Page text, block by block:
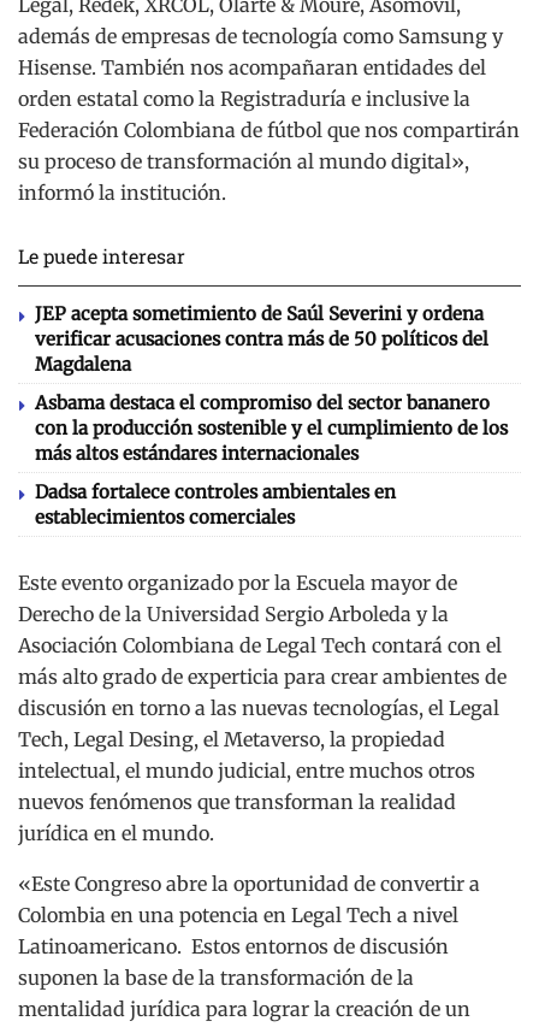
Legal, Redek, XRCOL, Olarte & Moure, Asomovil,
además de empresas de tecnología como Samsung y
Hisense. También nos acompañaran entidades del
orden estatal como la Registraduría e inclusive la
Federación Colombiana de fútbol que nos compartirán
su proceso de transformación al mundo digital»,
informó la institución.
Le puede interesar
JEP acepta sometimiento de Saúl Severini y ordena
verificar acusaciones contra más de 50 políticos del
Magdalena
Asbama destaca el compromiso del sector bananero
con la producción sostenible y el cumplimiento de los
más altos estándares internacionales
Dadsa fortalece controles ambientales en
establecimientos comerciales
Este evento organizado por la Escuela mayor de
Derecho de la Universidad Sergio Arboleda y la
Asociación Colombiana de Legal Tech contará con el
más alto grado de experticia para crear ambientes de
discusión en torno a las nuevas tecnologías, el Legal
Tech, Legal Desing, el Metaverso, la propiedad
intelectual, el mundo judicial, entre muchos otros
nuevos fenómenos que transforman la realidad
jurídica en el mundo.
«Este Congreso abre la oportunidad de convertir a
Colombia en una potencia en Legal Tech a nivel
Latinoamericano. Estos entornos de discusión
suponen la base de la transformación de la
mentalidad jurídica para lograr la creación de un